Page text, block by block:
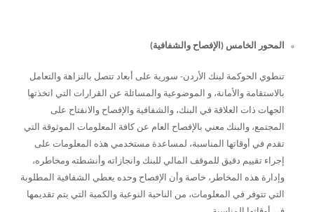
المحور الخامس (الإفصاح والشفافية)
تنطوي الحوكمة لبنك الأردن- سورية على أبعاد تتصل بالنزاهة والتعامل
بالاستقامة والأمانة، و الموضوعية والمسائلة عن القرارات التي اتخذتها
الجهات ذات العلاقة في البنك، والشفافية والإفصاح والانفتاح على
المجتمع، والبنك معني بالإفصاح العام عن كافة المعلومات الموثوقة التي
تقدم في أوقاتها المناسبة، لمساعدة مستخدمي هذه المعلومات على
إجراء تقييم دقيق للموقف المالي للبنك وانجازاته وأنشطته ومخاطره،
وإدارة هذه المخاطر، خاصة وأن الإفصاح وحده يعطي الشفافية المطلوبة
التي تتوفر في المعلومات، من الناحية النوعية والكمية التي يتم تقديمها